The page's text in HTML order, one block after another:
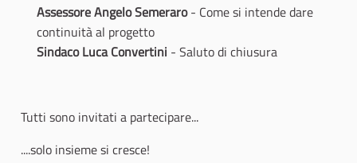
Assessore Angelo Semeraro- Come si intende dare
continuità al progetto
Sindaco Luca Convertini - Saluto di chiusura
Tutti sono invitati a partecipare...
....solo insieme si cresce!